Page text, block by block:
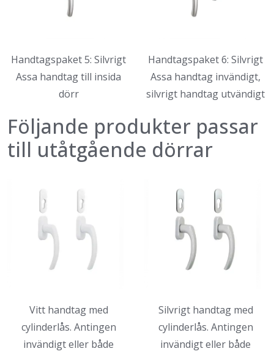
Handtagspaket 5: Silvrigt
Assa handtag till insida
dörr
Handtagspaket 6: Silvrigt
Assa handtag invändigt,
silvrigt handtag utvändigt
Följande produkter passar
till utåtgående dörrar
Vitt handtag med
cylinderlås. Antingen
invändigt eller både
Silvrigt handtag med
cylinderlås. Antingen
invändigt eller både